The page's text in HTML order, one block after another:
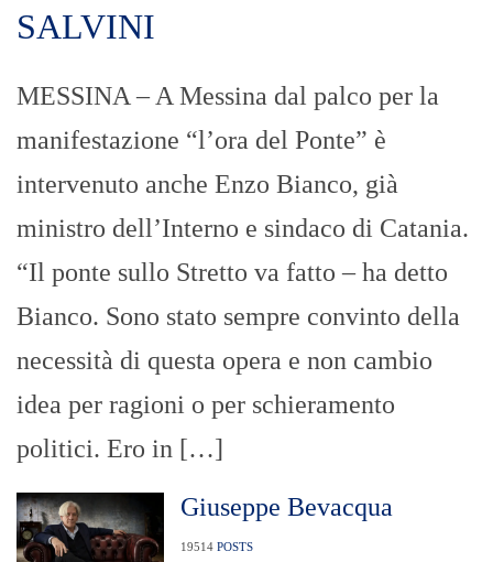
SALVINI
MESSINA – A Messina dal palco per la
manifestazione “l’ora del Ponte” è
intervenuto anche Enzo Bianco, già
ministro dell’Interno e sindaco di Catania.
“Il ponte sullo Stretto va fatto – ha detto
Bianco. Sono stato sempre convinto della
necessità di questa opera e non cambio
idea per ragioni o per schieramento
politici. Ero in […]
Giuseppe Bevacqua
19514 POSTS